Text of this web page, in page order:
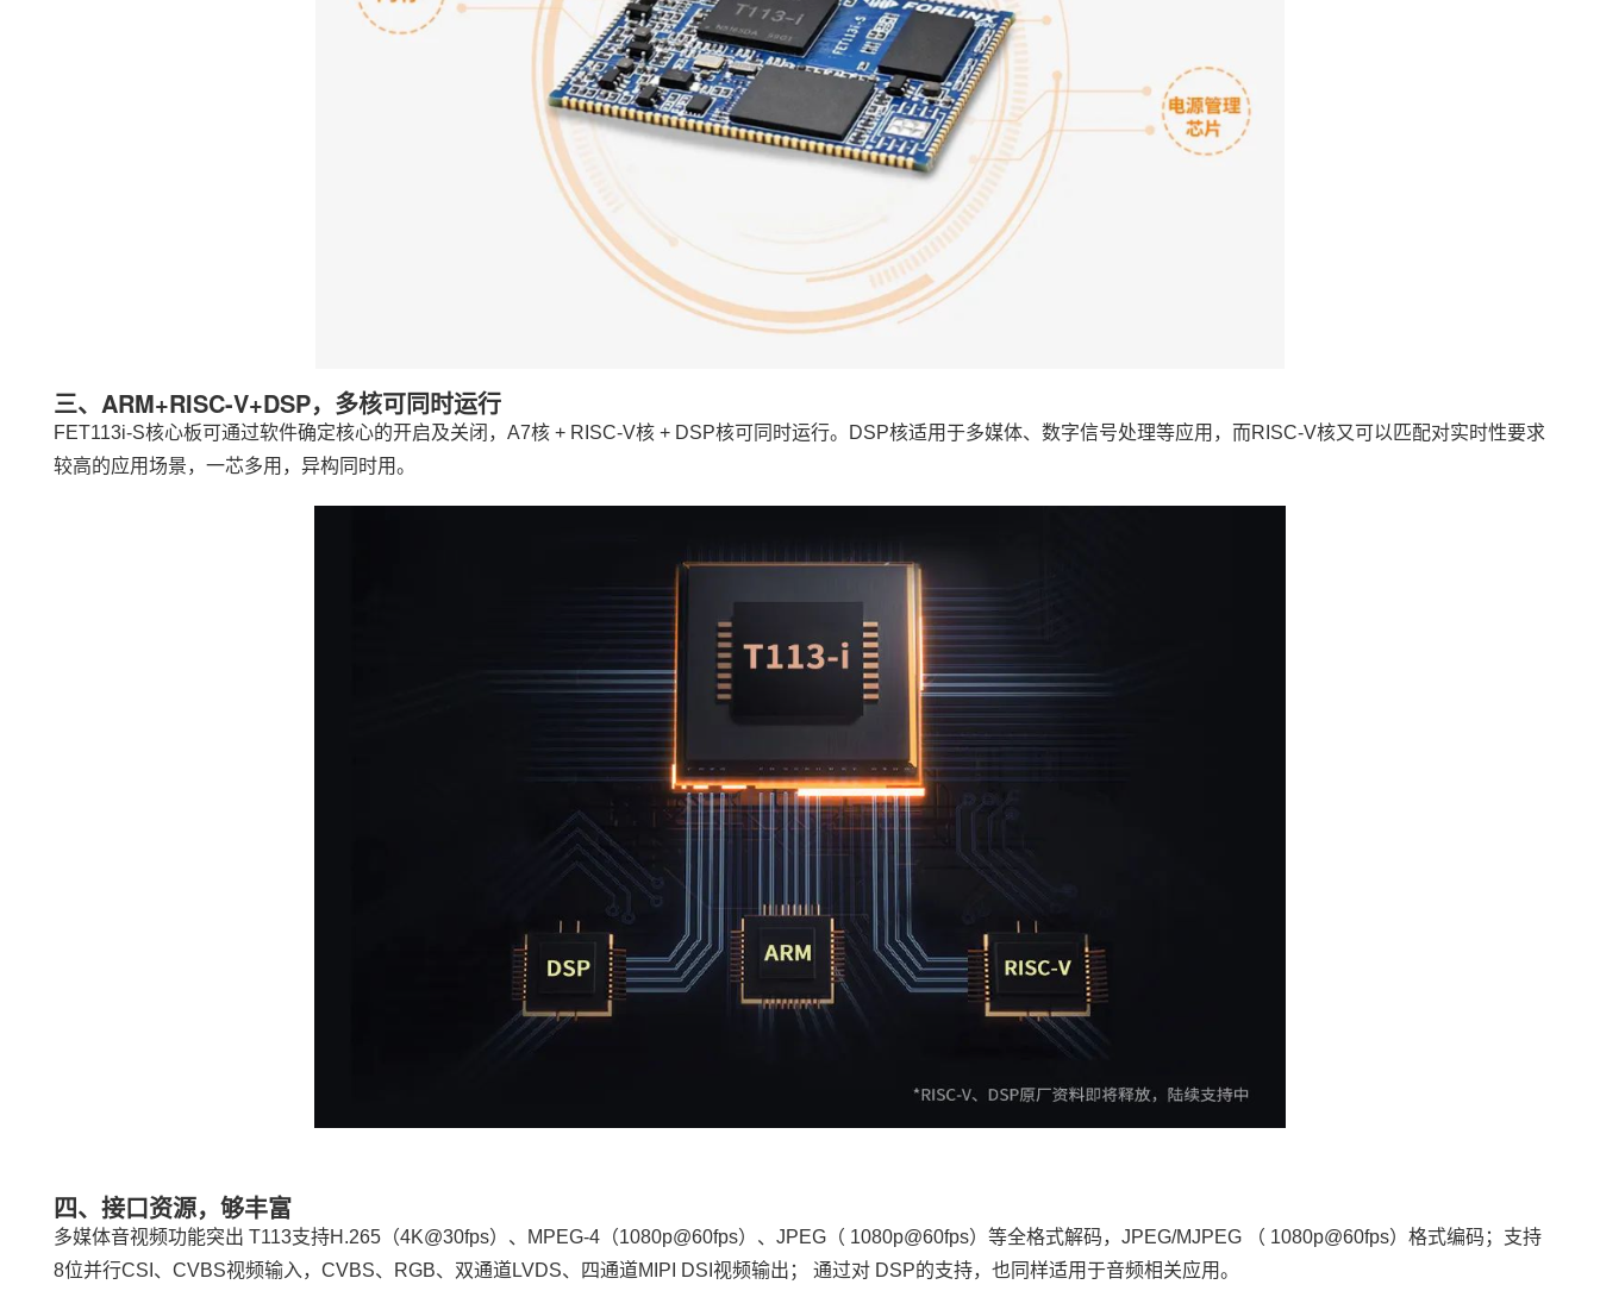
三、ARM+RISC-V+DSP，多核可同时运行
FET113i-S核心板可通过软件确定核心的开启及关闭，A7核 + RISC-V核 + DSP核可同时运行。DSP核适用于多媒体、数字信号处理等应用，而RISC-V核又可以匹配对实时性要求
较高的应用场景，一芯多用，异构同时用。
四、接口资源，够丰富
多媒体音视频功能突出 T113支持H.265（4K@30fps）、MPEG-4（1080p@60fps）、JPEG（ 1080p@60fps）等全格式解码，JPEG/MJPEG （ 1080p@60fps）格式编码；支持
8位并行CSI、CVBS视频输入，CVBS、RGB、双通道LVDS、四通道MIPI DSI视频输出； 通过对 DSP的支持，也同样适用于音频相关应用。